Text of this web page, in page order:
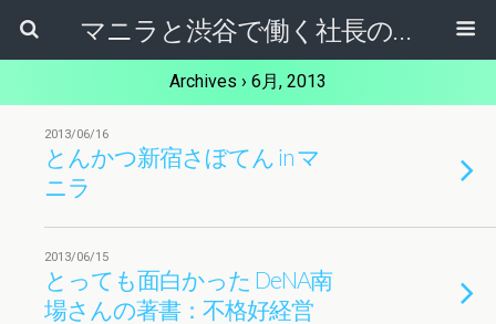
マニラと渋谷で働く社長のブログ
Archives › 6月, 2013
2013/06/16
とんかつ新宿さぼてん in マ
ニラ
2013/06/15
とっても面白かった DeNA南
場さんの著書：不格好経営